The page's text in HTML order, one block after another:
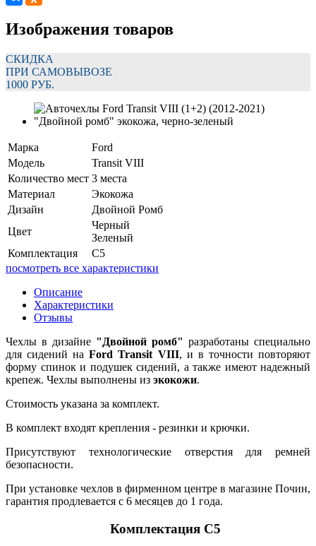
Изображения товаров
СКИДКА
ПРИ САМОВЫВОЗЕ
1000 РУБ.
Марка
Ford
Модель
Transit VIII
Количество мест 3 места
Материал
Экокожа
Дизайн
Двойной Ромб
Цвет
Черный
Зеленый
Комплектация
C5
посмотреть все характеристики
Описание
Характеристики
Отзывы
Чехлы в дизайне "Двойной ромб" разработаны специально
для сидений наFord Transit VIII, и в точности повторяют
форму спинок и подушек сидений, а также имеют надежный
крепеж. Чехлы выполнены из экокожи.
Стоимость указана за комплект.
В комплект входят крепления - резинки и крючки.
Присутствуют технологические отверстия для ремней
безопасности.
При установке чехлов в фирменном центре в магазине Почин,
гарантия продлевается с 6 месяцев до 1 года.
Комплектация C5